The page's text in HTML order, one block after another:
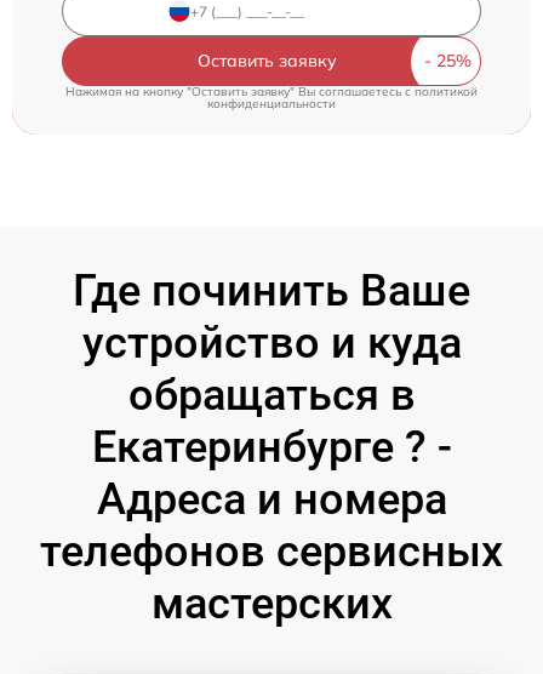
Оставить заявку
Нажимая на кнопку "Оставить заявку" Вы соглашаетесь cполитикой
конфиденциальности
Где починить Ваше
устройство и куда
обращаться в
Екатеринбурге ? -
Адреса и номера
телефонов сервисных
мастерских